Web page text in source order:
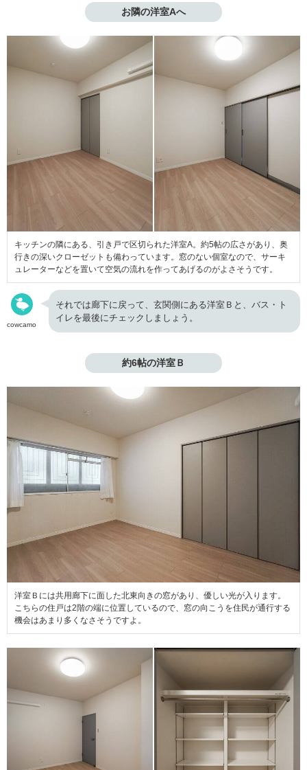
お隣の洋室Aへ
キッチンの隣にある、引き戸で区切られた洋室A。約5帖の広さがあり、奥
行きの深いクローゼットも備わっています。窓のない個室なので、サーキ
ュレーターなどを置いて空気の流れを作ってあげるのがよさそうです。
cowcamo
それでは廊下に戻って、玄関側にある洋室Ｂと、バス・ト
イレを最後にチェックしましょう。
約6帖の洋室Ｂ
洋室Ｂには共用廊下に面した北東向きの窓があり、優しい光が入ります。
こちらの住戸は2階の端に位置しているので、窓の向こうを住民が通行する
機会はあまり多くなさそうですよ。